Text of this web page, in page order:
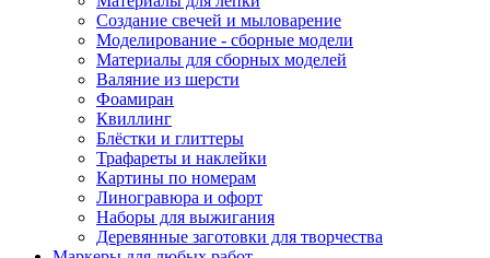
Создание свечей и мыловарение
Моделирование - сборные модели
Материалы для сборных моделей
Валяние из шерсти
Фоамиран
Квиллинг
Блёстки и глиттеры
Трафареты и наклейки
Картины по номерам
Линогравюра и офорт
Наборы для выжигания
Деревянные заготовки для творчества